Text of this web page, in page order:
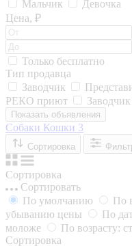
Мальчик
Девочка
Цена, ₽
Только бесплатно
Тип продавца
Заводчик
РЕКО приют
Показать объявления
Собаки Кошки 3
Сортировка
Сортировка
Сортировать
По умолчанию
По
убыванию цены
По
моложе
По возрасту:
Сортировка